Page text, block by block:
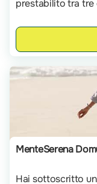
prestabilito tra tre
MenteSerena
Hai sottoscritto